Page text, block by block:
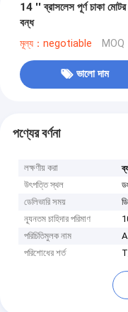
14 '' ব্রাসলেস পূর্ণ চাকা
বন্ধ
মূল্য：negotiable MOQ
ভালো দাম
পণ্যের বর্ণনা
লক্ষণীয় করা
উৎপত্তি স্থল
ডেলিভারি সময়
ন্যূনতম চাহিদার পরিমাণ
পরিচিতিমুলক নাম
পরিশোধের শর্ত